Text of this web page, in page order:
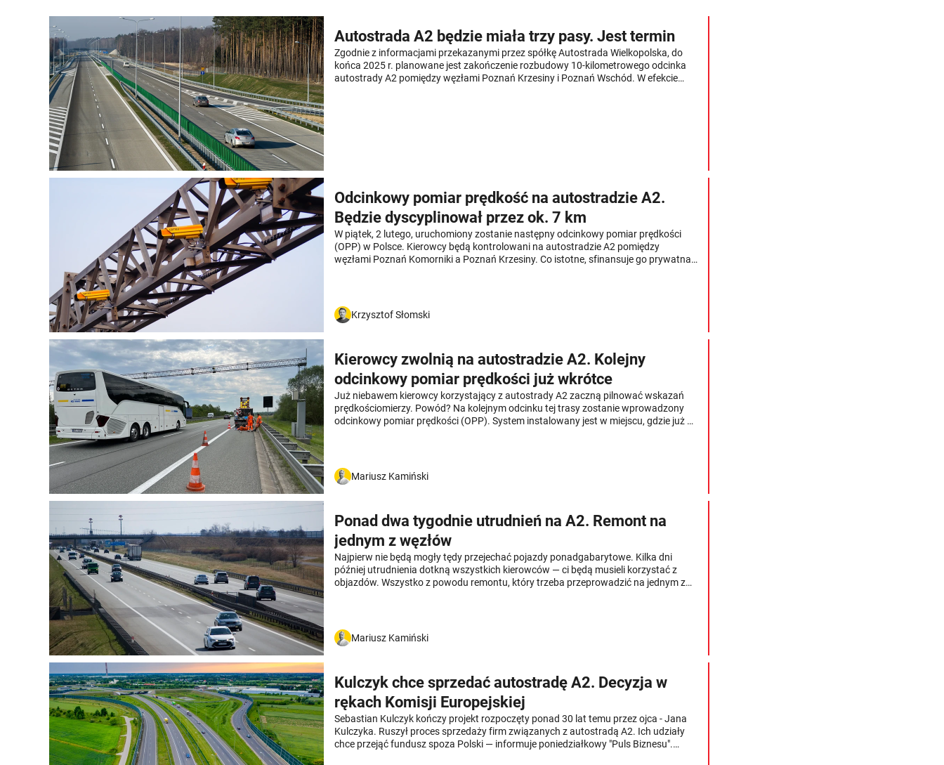
Autostrada A2 będzie miała trzy pasy. Jest termin
Zgodnie z informacjami przekazanymi przez spółkę Autostrada Wielkopolska, do
końca 2025 r. planowane jest zakończenie rozbudowy 10-kilometrowego odcinka
autostrady A2 pomiędzy węzłami Poznań Krzesiny i Poznań Wschód. W efekcie
Odcinkowy pomiar prędkość na autostradzie A2.
Będzie dyscyplinował przez ok. 7 km
W piątek, 2 lutego, uruchomiony zostanie następny odcinkowy pomiar prędkości
(OPP) w Polsce. Kierowcy będą kontrolowani na autostradzie A2 pomiędzy
węzłami Poznań Komorniki a Poznań Krzesiny. Co istotne, sfinansuje go prywatna
Krzysztof Słomski
Kierowcy zwolnią na autostradzie A2. Kolejny
odcinkowy pomiar prędkości już wkrótce
Już niebawem kierowcy korzystający z autostrady A2 zaczną pilnować wskazań
prędkościomierzy. Powód? Na kolejnym odcinku tej trasy zostanie wprowadzony
odcinkowy pomiar prędkości (OPP). System instalowany jest w miejscu, gdzie już za
Mariusz Kamiński
Ponad dwa tygodnie utrudnień na A2. Remont na
jednym z węzłów
Najpierw nie będą mogły tędy przejechać pojazdy ponadgabarytowe. Kilka dni
później utrudnienia dotkną wszystkich kierowców — ci będą musieli korzystać z
objazdów. Wszystko z powodu remontu, który trzeba przeprowadzić na jednym z
Mariusz Kamiński
Kulczyk chce sprzedać autostradę A2. Decyzja w
rękach Komisji Europejskiej
Sebastian Kulczyk kończy projekt rozpoczęty ponad 30 lat temu przez ojca - Jana
Kulczyka. Ruszył proces sprzedaży firm związanych z autostradą A2. Ich udziały
chce przejąć fundusz spoza Polski — informuje poniedziałkowy "Puls Biznesu".